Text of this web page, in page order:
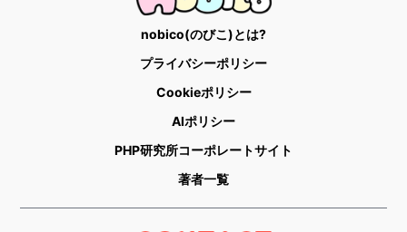
nobico(のびこ)とは?
プライバシーポリシー
Cookieポリシー
AIポリシー
PHP研究所コーポレートサイト
著者一覧